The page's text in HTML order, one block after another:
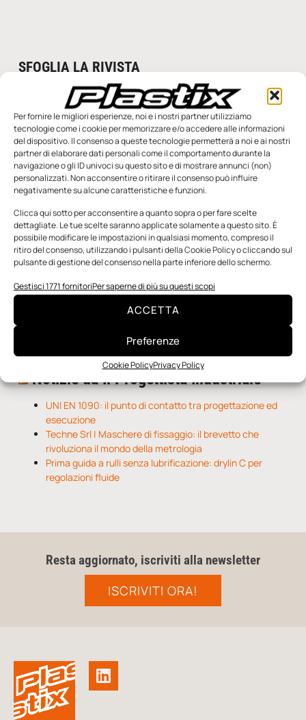
Per fornire le migliori esperienze, noi e i nostri partner utilizziamo
tecnologie come i cookie per memorizzare e/o accedere alle informazioni
del dispositivo. Il consenso a queste tecnologie permetterà a noi e ai nostri
partner di elaborare dati personali come il comportamento durante la
navigazione o gli ID univoci su questo sito e di mostrare annunci (non)
personalizzati. Non acconsentire o ritirare il consenso può influire
negativamente su alcune caratteristiche e funzioni.
Clicca qui sotto per acconsentire a quanto sopra o per fare scelte
dettagliate. Le tue scelte saranno applicate solamente a questo sito. È
possibile modificare le impostazioni in qualsiasi momento, compreso il
ritiro del consenso, utilizzando i pulsanti della Cookie Policy o cliccando sul
pulsante di gestione del consenso nella parte inferiore dello schermo.
Gestisci 1771 fornitoriPer saperne di più su questi scopi
ACCETTA
Preferenze
Cookie PolicyPrivacy Policy
SFOGLIA LA RIVISTA
Edicola Web
Notizie da Meccanicanews
Una nuova mano robotica passa da una pinza all’altra
con un singolo motore
Applicazioni della fluidodinamica computazionale (CFD)
Notizie da Il Progettista Industriale
UNI EN 1090: il punto di contatto tra progettazione ed
esecuzione
Techne Srl | Maschere di fissaggio: il brevetto che
rivoluziona il mondo della metrologia
Prima guida a rulli senza lubrificazione: drylin C per
regolazioni fluide
Resta aggiornato, iscriviti alla newsletter
ISCRIVITI ORA!